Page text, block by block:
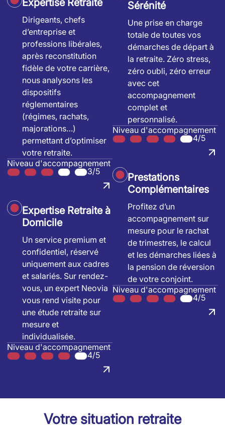
Expertise Retraite
Dirigeants, chefs
d’entreprise et
professions libérales,
après reconstitution
fidèle de votre carrière,
nous analysons les
dispositifs
réglementaires
(régimes, rachats,
majorations…)
permettant d’optimiser
votre retraite.
Niveau d'accompagnement
3/5
Expertise Retraite à
Domicile
Un service premium et
confidentiel, réservé
uniquement aux cadres
et salariés. Sur rendez-
vous, un expert Neovia
vous rend visite pour
une étude retraite sur
mesure et
individualisée.
Niveau d'accompagnement
4/5
Sérénité
Une prise en charge
totale de toutes vos
démarches de départ à
la retraite. Zéro stress,
zéro oubli, zéro erreur
avec cet
accompagnement
complet et
personnalisé.
Niveau d'accompagnement
4/5
Prestations
Complémentaires
Profitez d’un
accompagnement sur
mesure pour le rachat
de trimestres, le calcul
et les démarches liées à
la pension de réversion
de votre conjoint.
Niveau d'accompagnement
4/5
Votre situation retraite